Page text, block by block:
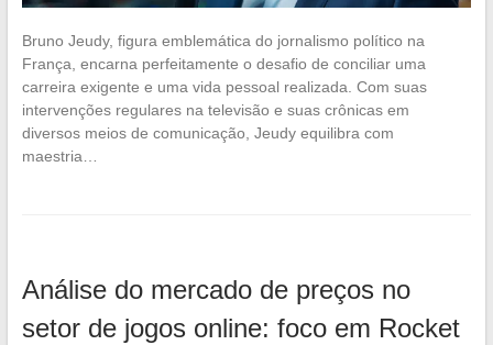
Bruno Jeudy, figura emblemática do jornalismo político na
França, encarna perfeitamente o desafio de conciliar uma
carreira exigente e uma vida pessoal realizada. Com suas
intervenções regulares na televisão e suas crônicas em
diversos meios de comunicação, Jeudy equilibra com
maestria…
Análise do mercado de preços no
setor de jogos online: foco em Rocket